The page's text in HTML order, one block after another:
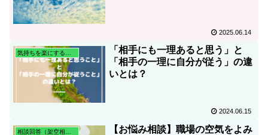
2025.06.14
「相手にも一理あると思う」と
「相手の一理に自分が従う」の違
いとは？
2024.06.15
【お悩み相談】職場の空気をよみ